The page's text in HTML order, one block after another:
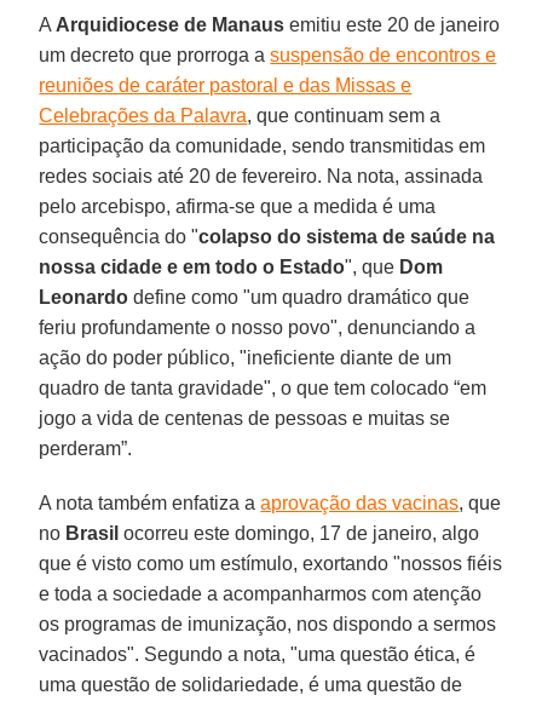
A Arquidiocese de Manaus emitiu este 20 de janeiro
um decreto que prorroga asuspensão de encontros e
reuniões de caráter pastoral e das Missas e
Celebrações da Palavra, que continuam sem a
participação da comunidade, sendo transmitidas em
redes sociais até 20 de fevereiro. Na nota, assinada
pelo arcebispo, afirma-se que a medida é uma
consequência do "colapso do sistema de saúde na
nossa cidade e em todo o Estado", que Dom
Leonardo define como "um quadro dramático que
feriu profundamente o nosso povo", denunciando a
ação do poder público, "ineficiente diante de um
quadro de tanta gravidade", o que tem colocado “em
jogo a vida de centenas de pessoas e muitas se
perderam”.
A nota também enfatiza aaprovação das vacinas, que
no Brasil ocorreu este domingo, 17 de janeiro, algo
que é visto como um estímulo, exortando "nossos fiéis
e toda a sociedade a acompanharmos com atenção
os programas de imunização, nos dispondo a sermos
vacinados". Segundo a nota, "uma questão ética, é
uma questão de solidariedade, é uma questão de